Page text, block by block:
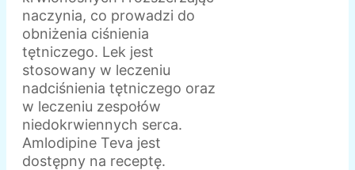
naczynia, co prowadzi do
obniżenia ciśnienia
tętniczego. Lek jest
stosowany w leczeniu
nadciśnienia tętniczego oraz
w leczeniu zespołów
niedokrwiennych serca.
Amlodipine Teva jest
dostępny na receptę.